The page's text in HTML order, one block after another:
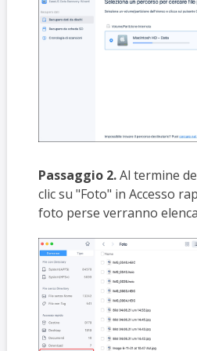
Passaggio 2.Al termine
clic su "Foto" in Accesso
foto perse verranno